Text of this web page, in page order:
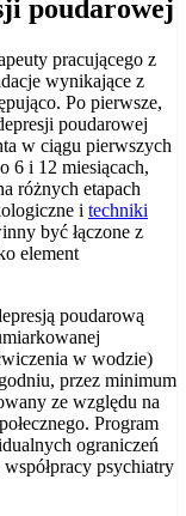
poudarowej
pracującego z
wynikające z
Po pierwsze,
poudarowej
w ciągu pierwszych
6 i 12 miesiącach,
różnych etapach
i techniki
być łączone z
element
poudarową
w wodzie)
przez minimum
ze względu na
Program
ograniczeń
psychiatry